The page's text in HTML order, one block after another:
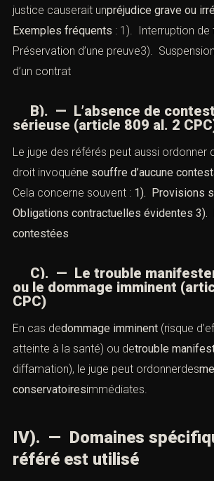
justice causerait unpréjudice grave ou
Exemples fréquents : 1). Interruption de
Préservation d’une preuve3).
d’un contrat
B). — L’absence de
sérieuse (article 809 al. 2
Le juge des référés peut aussi ordonner
droit invoquéne souffre d’aucune
Cela concerne souvent : 1). Provisions
Obligations contractuelles évidentes 3).
contestées
C). — Le trouble
ou le dommage imminent
CPC)
En cas dedommage imminent (risque
atteinte à la santé) ou detrouble
diffamation), le juge peut ordonnerdes
conservatoiresimmédiates.
IV). — Domaines
référé est utilisé